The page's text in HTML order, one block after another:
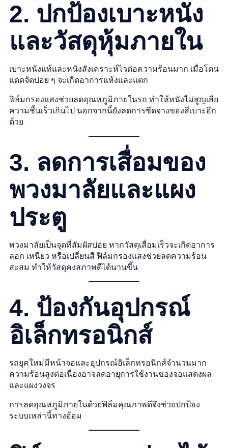
2. ปกป้องเบาะหนัง
และวัสดุหุ้มภายใน
เบาะหนังแท้และหนังสังเคราะห์ไวต่อความร้อนมาก เมื่อโดน
แดดจัดบ่อย ๆ จะเกิดอาการแห้งและแตก
ฟิล์มกรองแสงช่วยลดอุณหภูมิภายในรถ ทำให้หนังไม่สูญเสีย
ความชื้นเร็วเกินไป นอกจากนี้ยังลดการซีดจางของสีเบาะอีก
ด้วย
3. ลดการเสื่อมของ
พวงมาลัยและแผง
ประตู
พวงมาลัยเป็นจุดที่สัมผัสบ่อย หากวัสดุเสื่อมเร็วจะเกิดอาการ
ลอก เหนียว หรือเปลี่ยนสี ฟิล์มกรองแสงช่วยลดความร้อน
สะสม ทำให้วัสดุคงสภาพดีได้นานขึ้น
4. ป้องกันอุปกรณ์
อิเล็กทรอนิกส์
รถยุคใหม่มีหน้าจอและอุปกรณ์อิเล็กทรอนิกส์จำนวนมาก
ความร้อนสูงต่อเนื่องอาจลดอายุการใช้งานของจอแสดงผล
และแผงวงจร
การลดอุณหภูมิภายในด้วยฟิล์มคุณภาพดีจึงช่วยปกป้อง
ระบบเหล่านี้ทางอ้อม